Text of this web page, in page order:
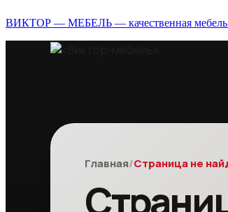
ВИКТОР — МЕБЕЛЬ — качественная мебель
Главная/Страница не